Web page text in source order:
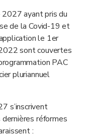
ayant pris du
de la Covid-19 et
le 1er
sont couvertes
PAC
pluriannuel
s’inscrivent
réformes
: